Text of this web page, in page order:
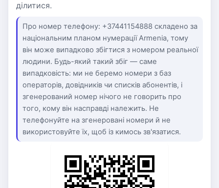
ділитися.
Про номер телефону: +37441154888 складено за
національним планом нумерації Armenia, тому
він може випадково збігтися з номером реальної
людини. Будь-який такий збіг — саме
випадковість: ми не беремо номери з баз
операторів, довідників чи списків абонентів, і
згенерований номер нічого не говорить про
того, кому він насправді належить. Не
телефонуйте на згенеровані номери й не
використовуйте їх, щоб із кимось зв'язатися.